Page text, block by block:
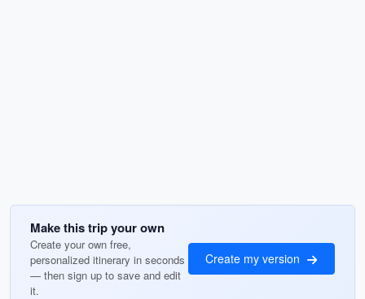
Make this trip your own
Create your own free,
personalized itinerary in seconds
— then sign up to save and edit
it.
Create my version